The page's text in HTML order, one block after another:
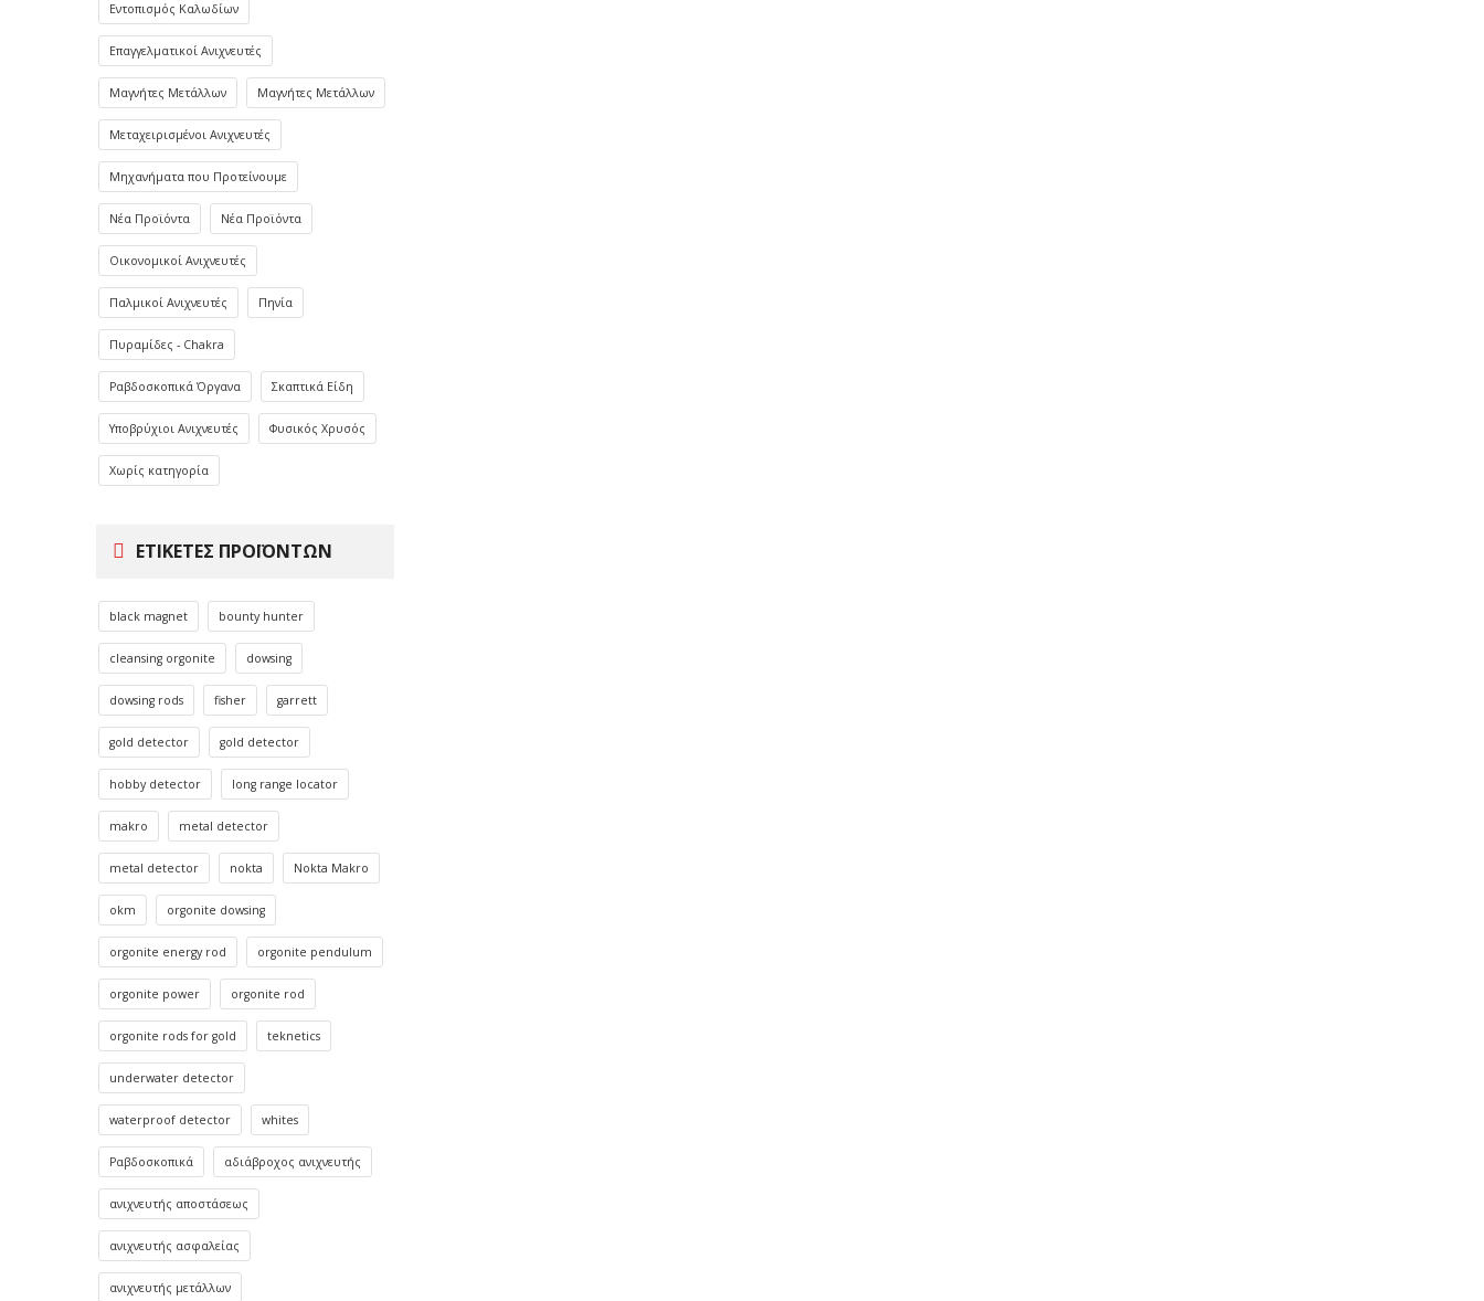
Εντοπισμός Καλωδίων
Επαγγελματικοί Ανιχνευτές
Μαγνήτες Μετάλλων Μαγνήτες Μετάλλων
Μεταχειρισμένοι Ανιχνευτές
Μηχανήματα που Προτείνουμε
Νέα Προϊόντα Νέα Προϊόντα
Οικονομικοί Ανιχνευτές
Παλμικοί Ανιχνευτές Πηνία
Πυραμίδες - Chakra
Ραβδοσκοπικά Όργανα Σκαπτικά Είδη
Υποβρύχιοι Ανιχνευτές Φυσικός Χρυσός
Χωρίς κατηγορία
ΕΤΙΚΈΤΕΣ ΠΡΟΪΌΝΤΩΝ
black magnet bounty hunter
cleansing orgonite dowsing
dowsing rods fisher garrett
gold detector gold detector
hobby detector long range locator
makro metal detector
metal detector nokta Nokta Makro
okm orgonite dowsing
orgonite energy rod orgonite pendulum
orgonite power orgonite rod
orgonite rods for gold teknetics
underwater detector
waterproof detector whites
Ραβδοσκοπικά αδιάβροχος ανιχνευτής
ανιχνευτής αποστάσεως
ανιχνευτής ασφαλείας
ανιχνευτής μετάλλων